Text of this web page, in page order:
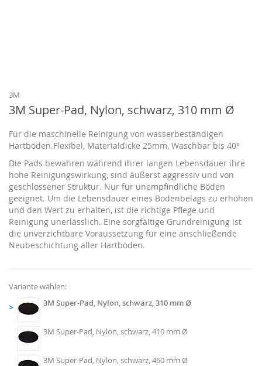
Bildgalerie
springen
3M
3M Super-Pad, Nylon, schwarz, 310 mm Ø
Für die maschinelle Reinigung von wasserbeständigen
Hartböden.Flexibel, Materialdicke 25mm, Waschbar bis 40°
Die Pads bewahren während ihrer langen Lebensdauer ihre
hohe Reinigungswirkung, sind äußerst aggressiv und von
geschlossener Struktur. Nur für unempfindliche Böden
geeignet. Um die Lebensdauer eines Bodenbelags zu erhöhen
und den Wert zu erhalten, ist die richtige Pflege und
Reinigung unerlässlich. Eine sorgfältige Grundreinigung ist
die unverzichtbare Voraussetzung für eine anschließende
Neubeschichtung aller Hartböden.
Variante wählen:
> 3M Super-Pad, Nylon, schwarz, 310 mm Ø
3M Super-Pad, Nylon, schwarz, 410 mm Ø
3M Super-Pad, Nylon, schwarz, 460 mm Ø